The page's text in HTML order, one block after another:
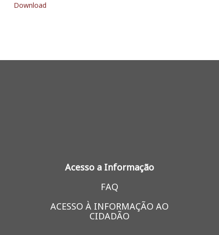
Download
Acesso a Informação
FAQ
ACESSO À INFORMAÇÃO AO
CIDADÃO